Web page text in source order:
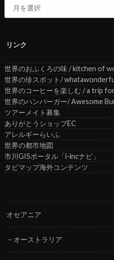
リンク
世界のおふくろの味 / kitchen of
世界の珍スポット/
世界のコーヒーを楽しむ / a trip
世界のハンバーガー/ Awesome
ツアーメイト募集
ありがとうショップEC
アレルギーらいふ
世界の都市地図
市川GISポータル「i-lncナビ」
タビマップ海外コンテンツ
オセアニア
オーストラリア